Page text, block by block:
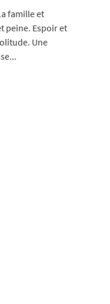
famille et
peine. Espoir et
Une